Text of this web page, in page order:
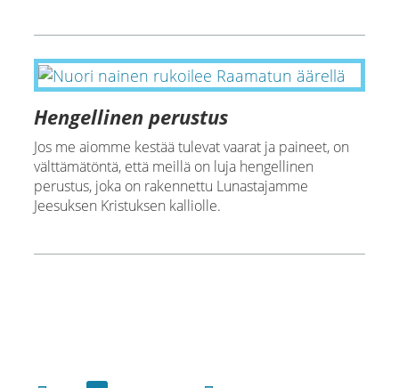
Hengellinen perustus
Jos me aiomme kestää tulevat vaarat ja paineet, on
välttämätöntä, että meillä on luja hengellinen
perustus, joka on rakennettu Lunastajamme
Jeesuksen Kristuksen kalliolle.